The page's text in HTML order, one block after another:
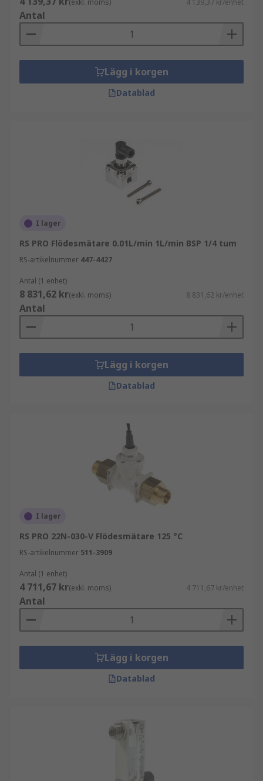
(exkl. moms) 4 139,37 kr/enhet
Antal
Lägg i korgen
Datablad
I lager
RS PRO Flödesmätare 0.01L/min 1L/min BSP 1/4 tum
RS-artikelnummer 447-4427
Antal (1 enhet)
8 831,62 kr(exkl. moms) 8 831,62 kr/enhet
Antal
Lägg i korgen
Datablad
I lager
RS PRO 22N-030-V Flödesmätare 125 °C
RS-artikelnummer 511-3909
Antal (1 enhet)
4 711,67 kr(exkl. moms) 4 711,67 kr/enhet
Antal
Lägg i korgen
Datablad